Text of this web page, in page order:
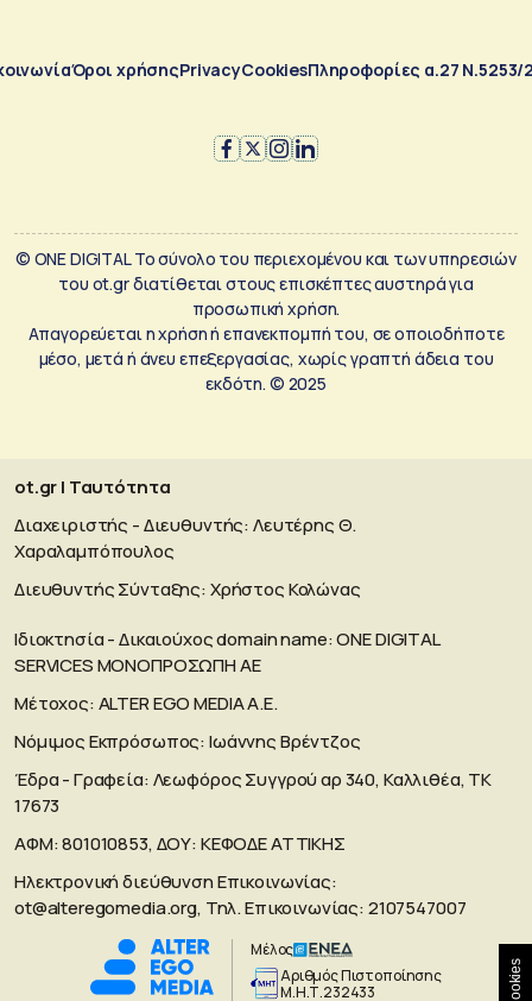
Όροι χρήσηςPrivacyCookiesΠληροφορίες α.27 Ν.5253/
© ONE DIGITAL Το σύνολο του περιεχομένου και των υπηρεσιών
του ot.gr διατίθεται στους επισκέπτες αυστηρά για
προσωπική χρήση.
Απαγορεύεται η χρήση ή επανεκπομπή του, σε οποιοδήποτε
μέσο, μετά ή άνευ επεξεργασίας, χωρίς γραπτή άδεια του
εκδότη. © 2025
ot.gr | Ταυτότητα
Διαχειριστής - Διευθυντής: Λευτέρης Θ.
Χαραλαμπόπουλος
Διευθυντής Σύνταξης: Χρήστος Κολώνας
Ιδιοκτησία - Δικαιούχος domain name: ΟΝΕ DIGITAL
SERVICES MONOΠΡΟΣΩΠΗ ΑΕ
Μέτοχος: ALTER EGO MEDIA A.E.
Νόμιμος Εκπρόσωπος: Ιωάννης Βρέντζος
Έδρα - Γραφεία: Λεωφόρος Συγγρού αρ 340, Καλλιθέα, ΤΚ
17673
ΑΦΜ: 801010853, ΔΟΥ: ΚΕΦΟΔΕ ΑΤΤΙΚΗΣ
Ηλεκτρονική διεύθυνση Επικοινωνίας:
ot@alteregomedia.org, Τηλ. Επικοινωνίας: 2107547007
Μέλος
Aριθμός Πιστοποίησης
Μ.Η.Τ.232433
Cookies